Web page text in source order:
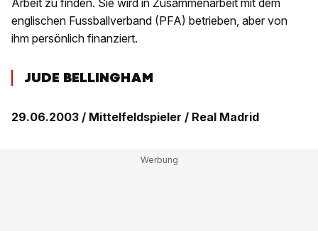
Arbeit zu finden. Sie wird in Zusammenarbeit mit dem
englischen Fussballverband (PFA) betrieben, aber von
ihm persönlich finanziert.
JUDE BELLINGHAM
29.06.2003 / Mittelfeldspieler / Real Madrid